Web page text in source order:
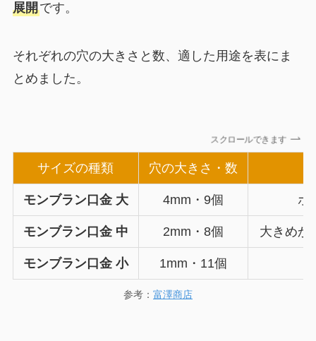
展開です。
それぞれの穴の大きさと数、適した用途を表にま
とめました。
スクロールできます
サイズの種類 穴の大きさ・数
モンブラン口金 大 4mm・9個 ホ
モンブラン口金 中 2mm・8個 大きめか
モンブラン口金 小 1mm・11個
参考： 富澤商店